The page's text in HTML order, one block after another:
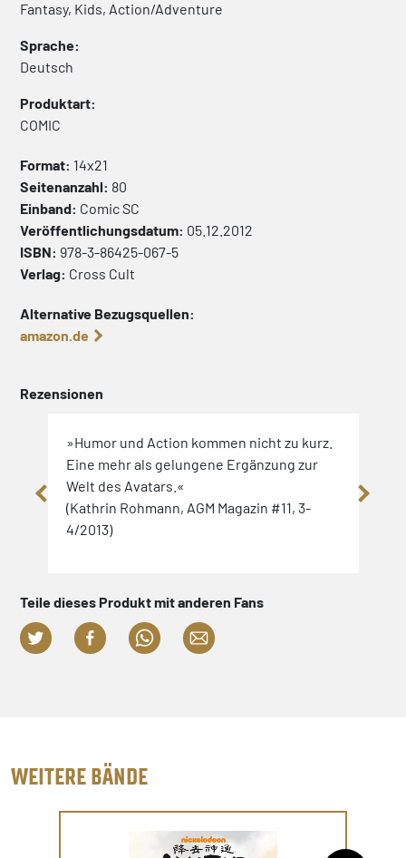
Fantasy, Kids, Action/Adventure
Sprache:
Deutsch
Produktart:
COMIC
Format: 14x21
Seitenanzahl: 80
Einband: ComicSC
Veröffentlichungsdatum: 05.12.2012
ISBN: 978-3-86425-067-5
Verlag: Cross Cult
Alternative Bezugsquellen:
amazon.de
Rezensionen
»Humor und Action kommen nicht zu kurz.
Eine mehr als gelungene Ergänzung zur
Welt des Avatars.«
(Kathrin Rohmann, AGM Magazin #11, 3-
4/2013)
Teile dieses Produkt mit anderen Fans
WEITERE BÄNDE